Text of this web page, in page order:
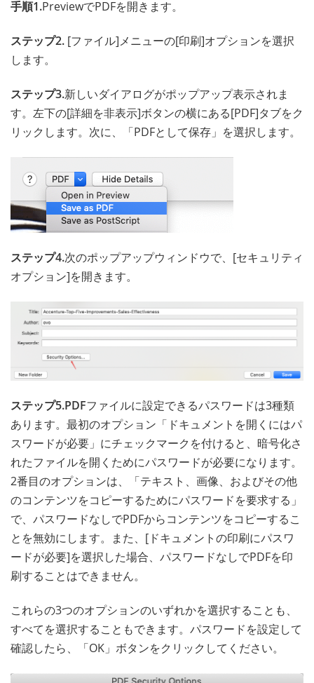
手順1.PreviewでPDFを開きます。
ステップ2. [ファイル]メニューの[印刷]オプションを選択
します。
ステップ3.新しいダイアログがポップアップ表示されま
す。左下の[詳細を非表示]ボタンの横にある[PDF]タブをク
リックします。次に、「PDFとして保存」を選択します。
ステップ4.次のポップアップウィンドウで、[セキュリティ
オプション]を開きます。
ステップ5.PDFファイルに設定できるパスワードは3種類
あります。最初のオプション「ドキュメントを開くにはパ
スワードが必要」にチェックマークを付けると、暗号化さ
れたファイルを開くためにパスワードが必要になります。
2番目のオプションは、「テキスト、画像、およびその他
のコンテンツをコピーするためにパスワードを要求する」
で、パスワードなしでPDFからコンテンツをコピーするこ
とを無効にします。また、[ドキュメントの印刷にパスワ
ードが必要]を選択した場合、パスワードなしでPDFを印
刷することはできません。
これらの3つのオプションのいずれかを選択することも、
すべてを選択することもできます。パスワードを設定して
確認したら、「OK」ボタンをクリックしてください。